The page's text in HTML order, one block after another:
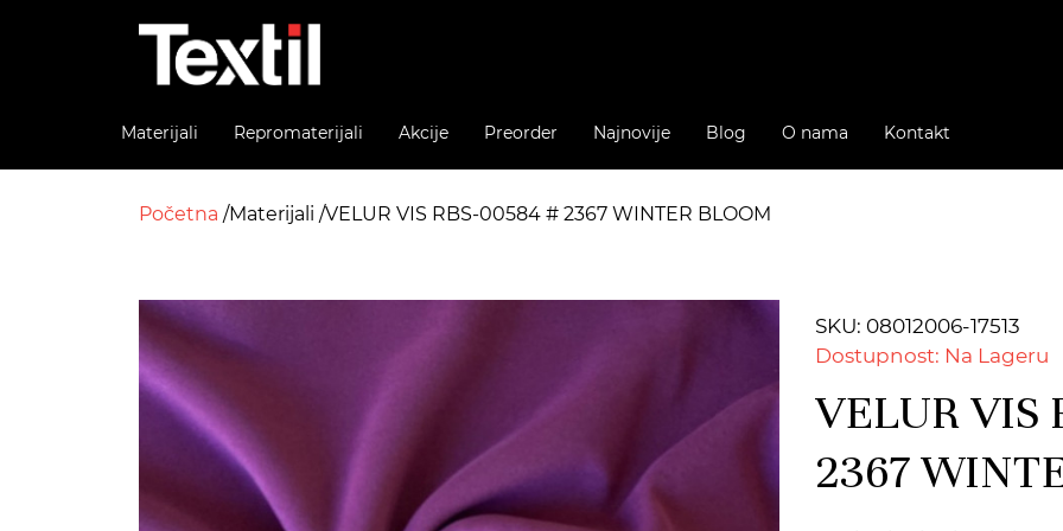
Materijali Repromaterijali Akcije Preorder Najnovije Blog O nama Kontakt
Početna Materijali VELUR VIS RBS-00584 # 2367 WINTER BLOOM
SKU: 08012006-17513
Dostupnost: Na Lageru
VELUR VIS
2367